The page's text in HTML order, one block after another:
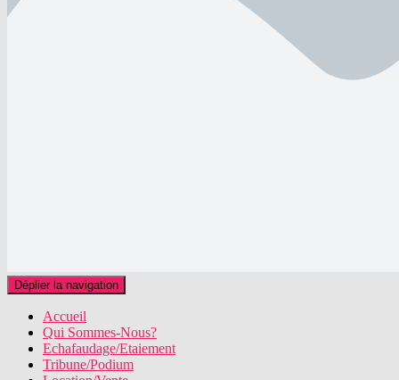
Déplier la navigation
Accueil
Qui Sommes-Nous?
Echafaudage/Etaiement
Tribune/Podium